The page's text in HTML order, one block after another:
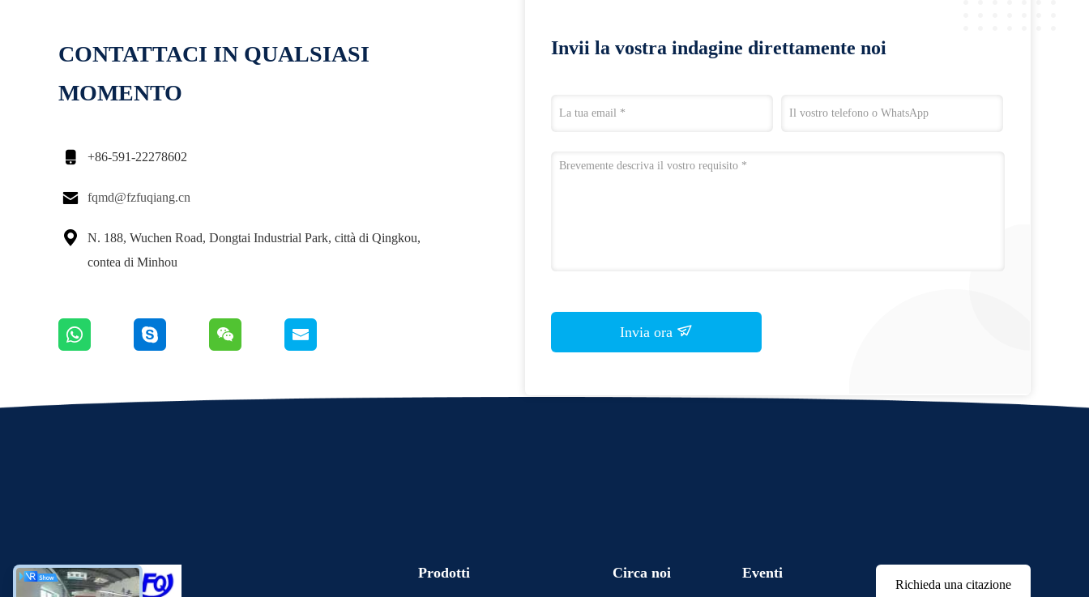
CONTATTACI IN QUALSIASI
MOMENTO
 +86-591-22278602
 fqmd@fzfuqiang.cn

N. 188, Wuchen Road, Dongtai Industrial Park, città di Qingkou,
contea di Minhou
Invii la vostra indagine direttamente noi
Invia ora
Prodotti Circa noi Eventi
Richieda una citazione